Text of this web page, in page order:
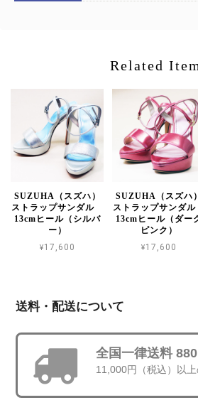
Related
SUZUHA（スズハ）
ストラップサンダル
13cmヒール（シルバ
ー）
¥17,600
SUZUHA（スズハ）
ストラップサンダ
13cmヒール（ダー
ピンク）
¥17,600
送料・配送について
全国一律送料
11,000円（税込）以